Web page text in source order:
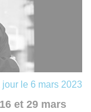
jour le 6 mars 2023
et 29 mars